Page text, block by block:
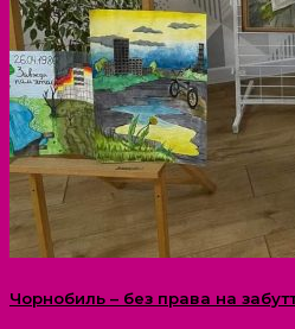
Чорнобиль – без права на